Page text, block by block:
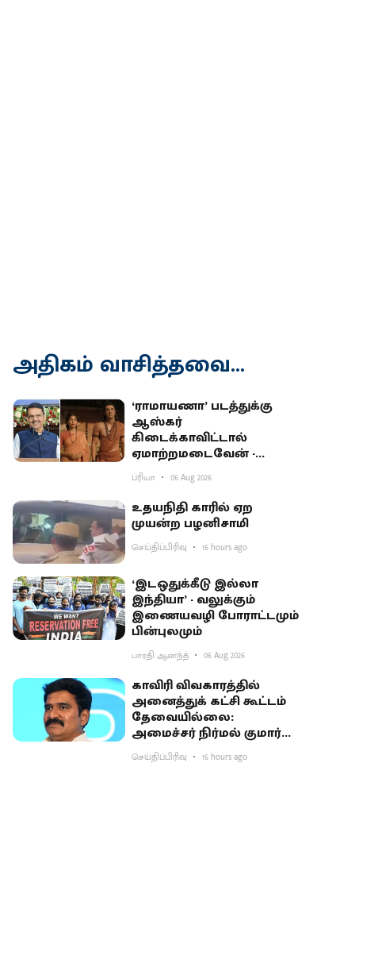
அதிகம் வாசித்தவை...
‘ராமாயணா’ படத்துக்கு
ஆஸ்கர்
கிடைக்காவிட்டால்
ஏமாற்றமடைவேன் -
மகாராஷ்டிர முதல்வர்
பகிர்வு
ப்ரியா 06 Aug 2026
உதயநிதி காரில் ஏற
முயன்ற பழனிசாமி
செய்திப்பிரிவு 16 hours ago
‘இடஒதுக்கீடு இல்லா
இந்தியா’ - வலுக்கும்
இணையவழி போராட்டமும்
பின்புலமும்
பாரதி ஆனந்த் 06 Aug 2026
காவிரி விவகாரத்தில்
அனைத்துக் கட்சி கூட்டம்
தேவையில்லை:
அமைச்சர் நிர்மல் குமார்
விளக்கம்
செய்திப்பிரிவு 16 hours ago